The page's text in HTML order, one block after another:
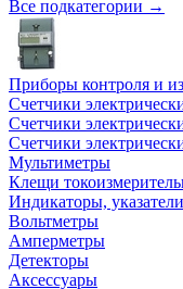
Все подкатегории →
Приборы контроля и
Счетчики
Счетчики
Счетчики
Мультиметры
Клещи
Индикаторы,
Вольтметры
Амперметры
Детекторы
Аксессуары